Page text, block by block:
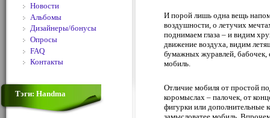
Новости
Альбомы
Дизайнеры/бонусы
Опросы
FAQ
Контакты
Тэги: Handma
И порой лишь одна вещь
воздушности, о летучих
поднимаем глаза – и видим
движение воздуха, видим
бумажных журавлей,
мобиль.
Отличие мобиля от простой
коромыслах – палочек, от
фигурки или дополнительные